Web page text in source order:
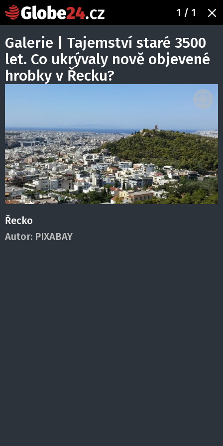
1 / 1
Galerie | Tajemství staré 3500
let. Co ukrývaly nově objevené
hrobky v Řecku?
Řecko
Autor: PIXABAY